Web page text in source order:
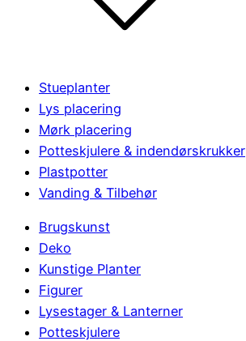
Stueplanter
Lys placering
Mørk placering
Potteskjulere & indendørskrukker
Plastpotter
Vanding & Tilbehør
Brugskunst
Deko
Kunstige Planter
Figurer
Lysestager & Lanterner
Potteskjulere